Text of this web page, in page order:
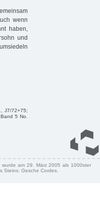
wenn
haben,
und
J7/72+75;
5 No.
am 29. März 2005 als 1000ster
Steins: Gesche Cordes.